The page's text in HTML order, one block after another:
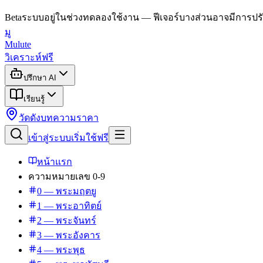
Betaระบบอยู่ในช่วงทดลองใช้งาน — ฟีเจอร์บางส่วนอาจมีการป
มู
Mulute
วิเคราะห์ฟรี
ปรึกษา AI
เรียนรู้
วัดดังบทความราคา
เข้าสู่ระบบเริ่มใช้ฟรี
หน้าแรก
ความหมายเลข 0-9
0 — พระมฤตยู
1 — พระอาทิตย์
2 — พระจันทร์
3 — พระอังคาร
4 — พระพุธ